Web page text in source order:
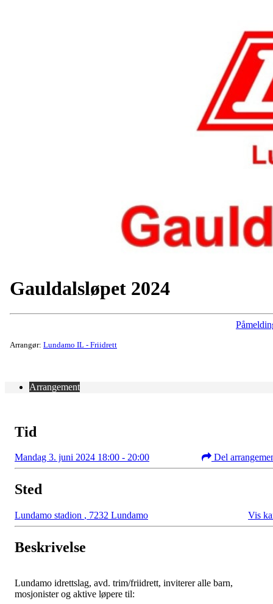
Gauldalsløpet 2024
Arrangør: Lundamo IL - Friidrett
Arrangement
Tid
Mandag 3. juni 2024 18:00 - 20:00 Del
Sted
Lundamo stadion , 7232 Lundamo Vis
Beskrivelse
Lundamo idrettslag, avd. trim/friidrett, inviterer alle barn,
mosjonister og aktive løpere til: